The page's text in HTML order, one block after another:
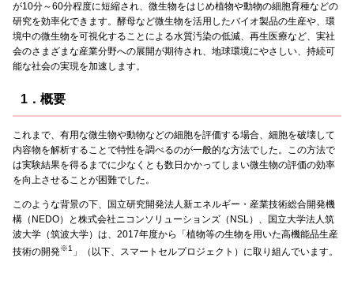
が10分～60分程度に短縮され、微生物をはじめ植物や動物の細胞育種などの
研究を効率化できます。酵母など微生物を活用したバイオ製品の生産や、環
境中の微生物を可視化することによる水質汚染の低減、再生医療など、実社
会のさまざまな産業分野への展開が期待され、地球環境にやさしい、持続可
能な社会の実現を加速します。
1．概要
これまで、有用な微生物や動物などの細胞を評価する場合、細胞を破壊して
内容物を解析することで特性を調べるのが一般的な方法でした。この方法で
は実験結果を得るまでに少なくとも数日かかってしまい微生物の評価の効率
を向上させることが困難でした。
このような背景の下、国立研究開発法人新エネルギー・産業技術総合開発機
構（NEDO）と株式会社ニコンソリューションズ（NSL）、国立大学法人筑
波大学（筑波大学）は、2017年度から「植物等の生物を用いた高機能品生産
技術の開発※1 」（以下、スマートセルプロジェクト）に取り組んでいます。